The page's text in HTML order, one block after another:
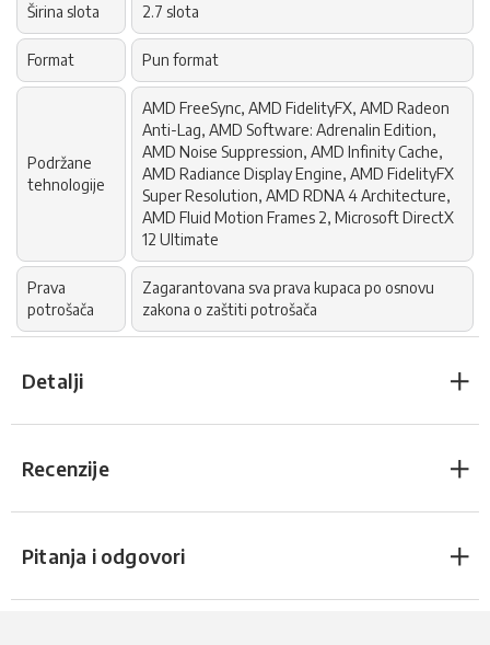
Širina slota 2.7 slota
Format Pun format
Podržane
tehnologije
AMD FreeSync, AMD FidelityFX, AMD Radeon
Anti-Lag, AMD Software: Adrenalin Edition,
AMD Noise Suppression, AMD Infinity Cache,
AMD Radiance Display Engine, AMD FidelityFX
Super Resolution, AMD RDNA 4 Architecture,
AMD Fluid Motion Frames 2, Microsoft DirectX
12 Ultimate
Prava
potrošača
Zagarantovana sva prava kupaca po osnovu
zakona o zaštiti potrošača
Detalji
Recenzije
Pitanja i odgovori